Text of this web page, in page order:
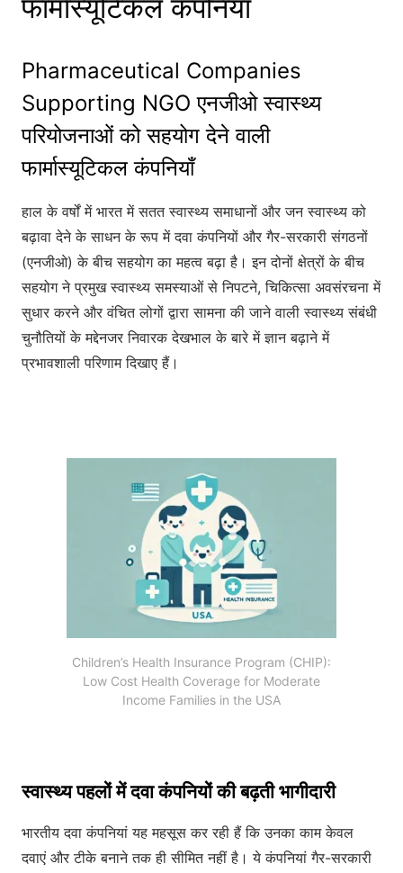
फार्मास्यूटिकल कंपनियाँ
Pharmaceutical Companies
Supporting NGO एनजीओ स्वास्थ्य
परियोजनाओं को सहयोग देने वाली
फार्मास्यूटिकल कंपनियाँ
हाल के वर्षों में भारत में सतत स्वास्थ्य समाधानों और जन स्वास्थ्य को
बढ़ावा देने के साधन के रूप में दवा कंपनियों और गैर-सरकारी संगठनों
(एनजीओ) के बीच सहयोग का महत्व बढ़ा है। इन दोनों क्षेत्रों के बीच
सहयोग ने प्रमुख स्वास्थ्य समस्याओं से निपटने, चिकित्सा अवसंरचना में
सुधार करने और वंचित लोगों द्वारा सामना की जाने वाली स्वास्थ्य संबंधी
चुनौतियों के मद्देनजर निवारक देखभाल के बारे में ज्ञान बढ़ाने में
प्रभावशाली परिणाम दिखाए हैं।
Children’s Health Insurance Program (CHIP):
Low Cost Health Coverage for Moderate
Income Families in the USA
स्वास्थ्य पहलों में दवा कंपनियों की बढ़ती भागीदारी
भारतीय दवा कंपनियां यह महसूस कर रही हैं कि उनका काम केवल
दवाएं और टीके बनाने तक ही सीमित नहीं है। ये कंपनियां गैर-सरकारी